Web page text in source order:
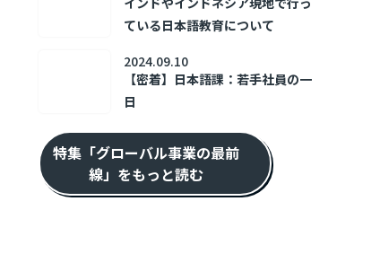
ている日本語教育について
【密着】日本語課：若手社員の一
日
2024.09.10
特集「グローバル事業の最前
線」をもっと読む